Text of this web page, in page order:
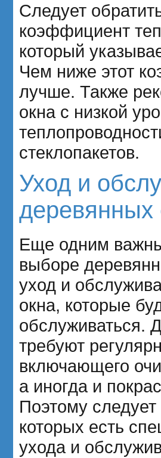
Следует
коэффициент
который
Чем ниже этот
лучше. Также
окна с низкой
стеклопакетов.
Уход и
деревянных
Еще одним
выборе
уход и
окна, которые
обслуживаться.
требуют
включающего
а иногда и
Поэтому
которых есть
ухода и